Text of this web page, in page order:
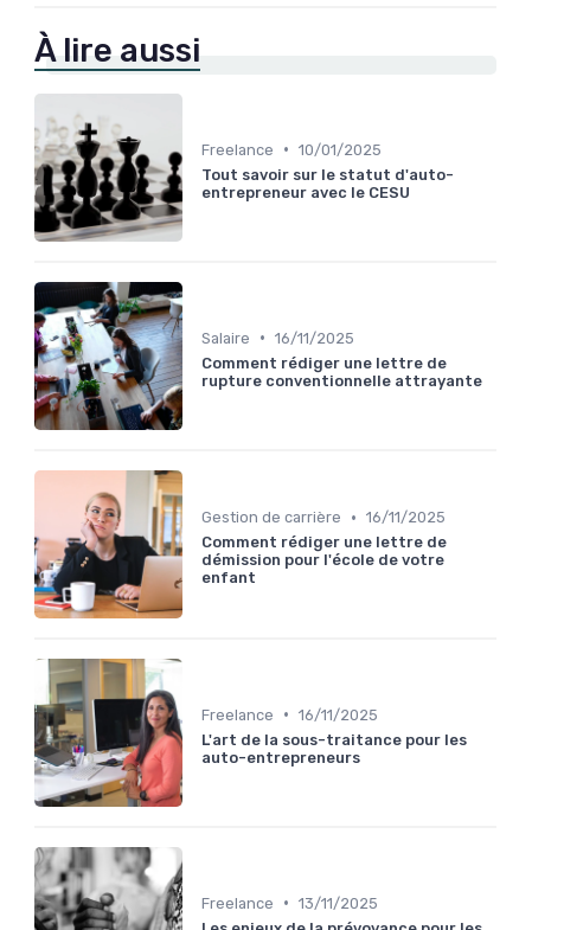
À lire aussi
Freelance • 10/01/2025
Tout savoir sur le statut d'auto-
entrepreneur avec le CESU
Salaire • 16/11/2025
Comment rédiger une lettre de
rupture conventionnelle attrayante
Gestion de carrière • 16/11/2025
Comment rédiger une lettre de
démission pour l'école de votre
enfant
Freelance • 16/11/2025
L'art de la sous-traitance pour les
auto-entrepreneurs
Freelance • 13/11/2025